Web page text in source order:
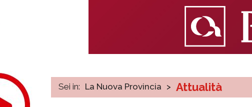
Sei in: La Nuova Provincia > Attualità